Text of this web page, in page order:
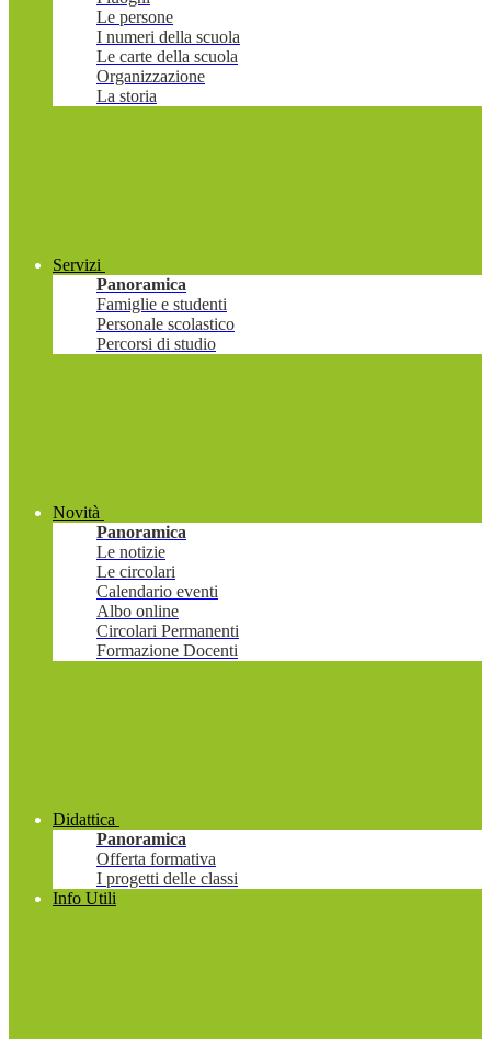
Le persone
I numeri della scuola
Le carte della scuola
Organizzazione
La storia
Servizi
Panoramica
Famiglie e studenti
Personale scolastico
Percorsi di studio
Novità
Panoramica
Le notizie
Le circolari
Calendario eventi
Albo online
Circolari Permanenti
Formazione Docenti
Didattica
Panoramica
Offerta formativa
I progetti delle classi
Info Utili